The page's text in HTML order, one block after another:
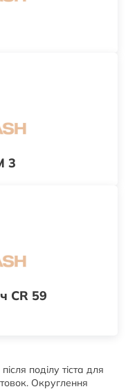
3
CR 59
поділу тіста для
Округлення